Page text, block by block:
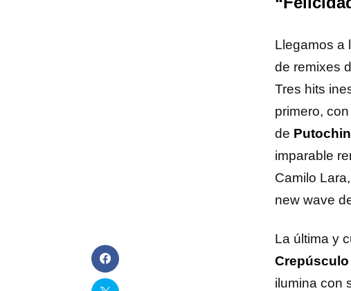
Llegamos a
de remixes
Tres hits
primero,
de
imparable
Camilo
new wave
La última y
Crepúsculo
ilumina con